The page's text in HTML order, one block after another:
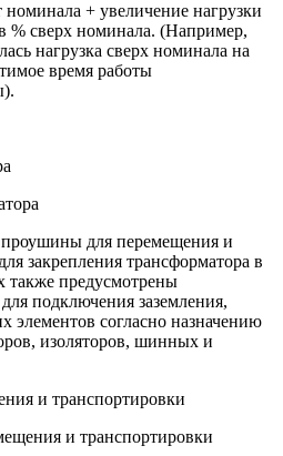
номинала + увеличение нагрузки
% сверх номинала. (Например,
нагрузка сверх номинала на
время работы
для перемещения и
закрепления трансформатора в
также предусмотрены
подключения заземления,
согласно назначению
изоляторов, шинных и
и транспортировки